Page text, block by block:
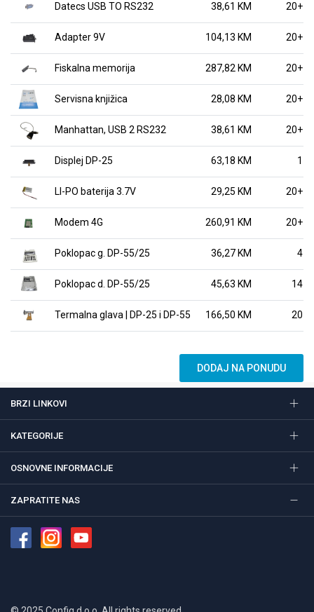
Datecs USB TO RS232 38,61 KM 20+
Adapter 9V 104,13 KM 20+
Fiskalna memorija 287,82 KM 20+
Servisna knjižica 28,08 KM 20+
Manhattan, USB 2 RS232 38,61 KM 20+
Displej DP-25 63,18 KM 1
LI-PO baterija 3.7V 29,25 KM 20+
Modem 4G 260,91 KM 20+
Poklopac g. DP-55/25 36,27 KM 4
Poklopac d. DP-55/25 45,63 KM 14
Termalna glava | DP-25 i DP-55 166,50 KM 20
DODAJ NA PONUDU
BRZI LINKOVI
KATEGORIJE
OSNOVNE INFORMACIJE
ZAPRATITE NAS